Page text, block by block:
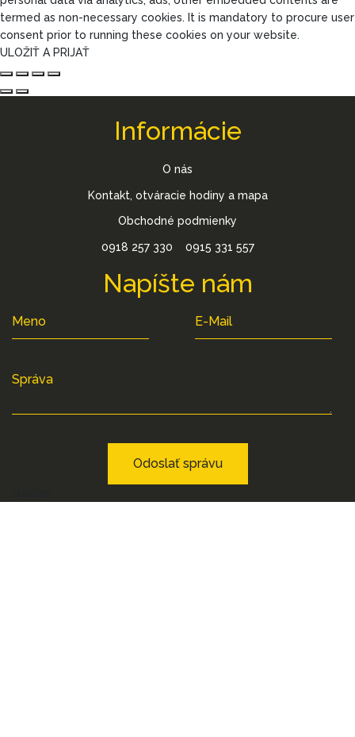
Informácie
O nás
Kontakt, otváracie hodiny a mapa
Obchodné podmienky
0918 257 330 0915 331 557
Napíšte nám
Meno E-Mail
Správa
Odoslať správu
termed as non-necessary cookies. It is mandatory to procure user
consent prior to running these cookies on your website.
ULOŽIŤ A PRIJAŤ